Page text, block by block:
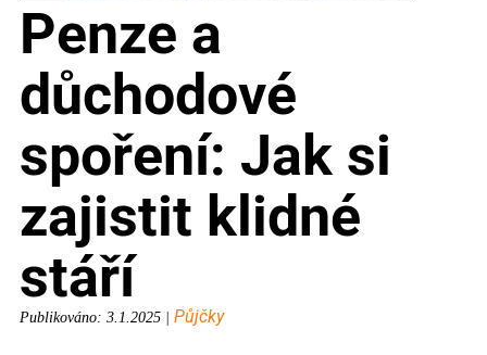
Penze a
důchodové
spoření: Jak si
zajistit klidné
stáří
Publikováno: 3.1.2025 | Půjčky